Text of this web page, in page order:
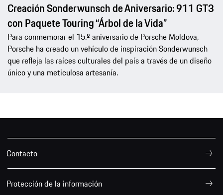
Creación Sonderwunsch de Aniversario: 911 GT3
con Paquete Touring “Árbol de la Vida”
Para conmemorar el 15.º aniversario de Porsche Moldova,
Porsche ha creado un vehículo de inspiración Sonderwunsch
que refleja las raíces culturales del país a través de un diseño
único y una meticulosa artesanía.
Contacto
Protección de la información